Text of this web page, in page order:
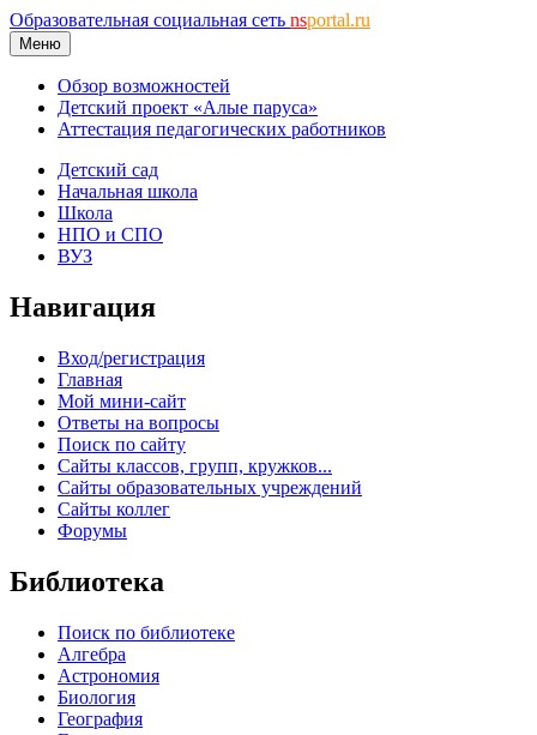
Образовательная социальная сеть nsportal.ru
Меню
Обзор возможностей
Детский проект «Алые паруса»
Аттестация педагогических работников
Детский сад
Начальная школа
Школа
НПО и СПО
ВУЗ
Навигация
Вход/регистрация
Главная
Мой мини-сайт
Ответы на вопросы
Поиск по сайту
Сайты классов, групп, кружков...
Сайты образовательных учреждений
Сайты коллег
Форумы
Библиотека
Поиск по библиотеке
Алгебра
Астрономия
Биология
География